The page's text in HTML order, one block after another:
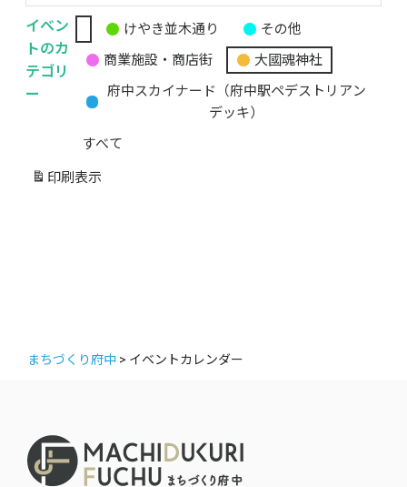
イベン
トのカ
テゴリ
ー
無
題
カ
ゴ
リ
けやき並木通り
その他
商業施設・商店街
大國魂神社
府中スカイナード（府中駅ペデストリアン
デッキ）
すべて
印刷 表示
まちづくり府中 > イベントカレンダー